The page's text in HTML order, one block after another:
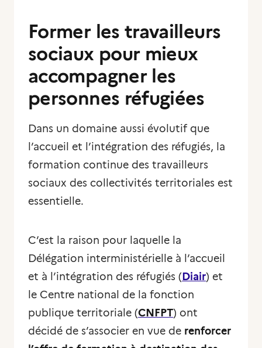
Former les travailleurs
sociaux pour mieux
accompagner les
personnes réfugiées
Dans un domaine aussi évolutif que
l’accueil et l’intégration des réfugiés, la
formation continue des travailleurs
sociaux des collectivités territoriales est
essentielle.
C’est la raison pour laquelle la
Délégation interministérielle à l’accueil
et à l’intégration des réfugiés (Diair) et
le Centre national de la fonction
publique territoriale (CNFPT) ont
décidé de s’associer en vue de renforcer